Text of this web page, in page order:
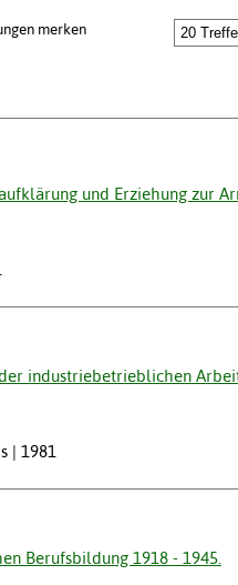
merken
und Erziehung zur
industriebetrieblichen
| 1981
Berufsbildung 1918 - 1945.